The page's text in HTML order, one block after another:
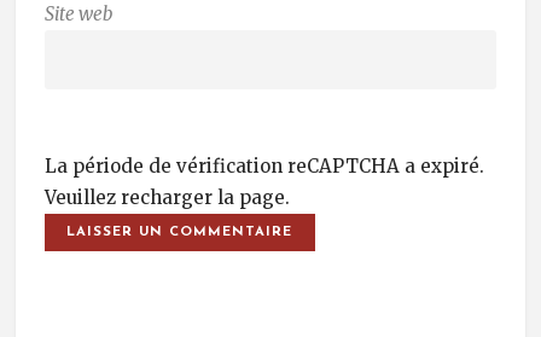
Site web
La période de vérification reCAPTCHA a expiré.
Veuillez recharger la page.